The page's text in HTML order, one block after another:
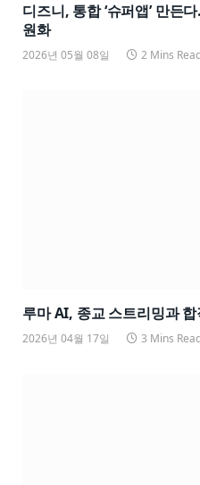
디즈니, 통합 ‘슈퍼앱’ 만든
원화
2026년 05월 08일 2 Mins
루마 AI, 종교 스트리밍과
2026년 04월 17일 3 Mins